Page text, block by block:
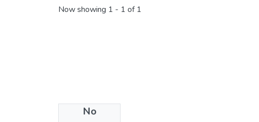
Now showing 1 - 1 of 1
No
Collections